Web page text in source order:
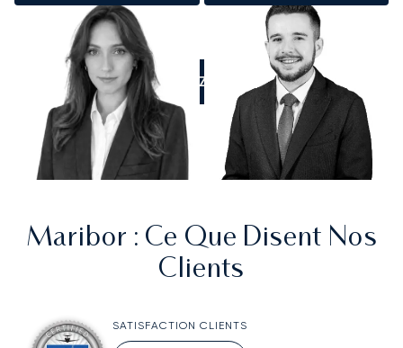
APPELEZ-NOUS
Maribor : Ce Que Disent Nos
Clients
SATISFACTION CLIENTS